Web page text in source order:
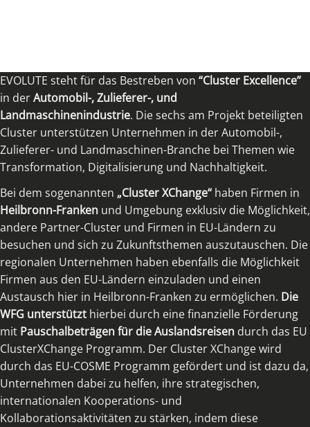
EVOLUTE steht für das Bestreben von “Cluster Excellence”
in derAutomobil-, Zulieferer-, und
Landmaschinenindustrie. Die sechs am Projekt beteiligten
Cluster unterstützen Unternehmen in der Automobil-,
Zulieferer- und Landmaschinen-Branche bei Themen wie
Transformation, Digitalisierung und Nachhaltigkeit.
Bei dem sogenannten „Cluster XChange“ haben Firmen in
Heilbronn-Franken und Umgebung exklusiv die Möglichkeit,
andere Partner-Cluster und Firmen in EU-Ländern zu
besuchen und sich zu Zukunftsthemen auszutauschen. Die
regionalen Unternehmen haben ebenfalls die Möglichkeit
Firmen aus den EU-Ländern einzuladen und einen
Austausch hier in Heilbronn-Franken zu ermöglichen. Die
WFG unterstützt hierbei durch eine finanzielle Förderung
mit Pauschalbeträgen für die Auslandsreisen durch das EU
ClusterXChange Programm. Der Cluster XChange wird
durch das EU-COSME Programm gefördert und ist dazu da,
Unternehmen dabei zu helfen, ihre strategischen,
internationalen Kooperations- und
Kollaborationsaktivitäten zu stärken, indem diese